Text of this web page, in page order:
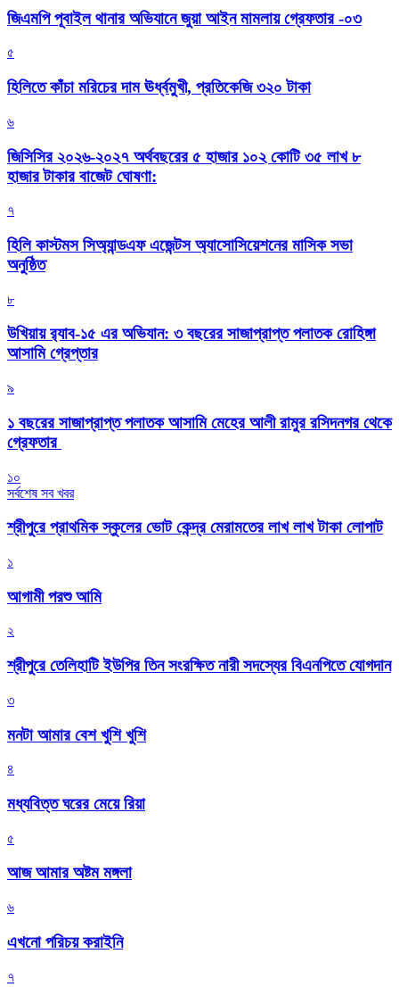
জিএমপি পূবাইল থানার অভিযানে জুয়া আইন মামলায় গ্রেফতার -০৩
৫
হিলিতে কাঁচা মরিচের দাম ঊর্ধ্বমুখী, প্রতিকেজি ৩২০ টাকা
৬
জিসিসির ২০২৬-২০২৭ অর্থবছরের ৫ হাজার ১০২ কোটি ৩৫ লাখ ৮
হাজার টাকার বাজেট ঘোষণা:
৭
হিলি কাস্টমস সিঅ্যান্ডএফ এজেন্টস অ্যাসোসিয়েশনের মাসিক সভা
অনুষ্ঠিত
৮
উখিয়ায় র‍্যাব-১৫ এর অভিযান: ৩ বছরের সাজাপ্রাপ্ত পলাতক রোহিঙ্গা
আসামি গ্রেপ্তার
৯
১ বছরের সাজাপ্রাপ্ত পলাতক আসামি মেহের আলী রামুর রসিদনগর থেকে
গ্রেফতার ‎
১০
সর্বশেষ সব খবর
শ্রীপুরে প্রাথমিক স্কুলের ভোট কেন্দ্র মেরামতের লাখ লাখ টাকা লোপাট
১
আগামী পরশু আমি
২
শ্রীপুরে তেলিহাটি ইউপির তিন সংরক্ষিত নারী সদস্যের বিএনপিতে যোগদান
৩
মনটা আমার বেশ খুশি খুশি
৪
মধ্যবিত্ত ঘরের মেয়ে রিয়া
৫
আজ আমার অষ্টম মঙ্গলা
৬
এখনো পরিচয় করাইনি
৭